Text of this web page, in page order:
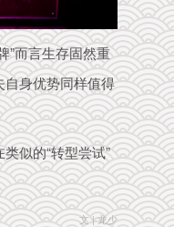
”而言生存固然重
身优势同样值得
似的“转型尝试”
文 | 龙少